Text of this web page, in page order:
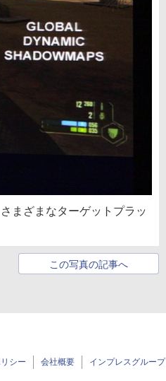
まざまなターゲットプラッ
この写真の記事へ
シー 会社概要 インプレスグループ